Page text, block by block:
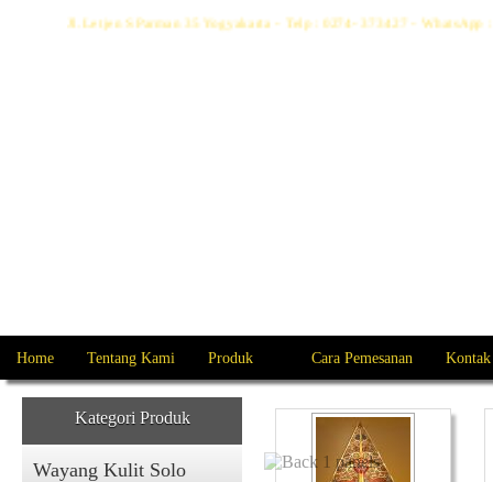
Jl. Letjen S Parman 35 Yogyakarta - Telp : 0274- 373427 -
Home Tentang Kami Produk Cara Pemesanan
Kategori Produk
Wayang Kulit Solo